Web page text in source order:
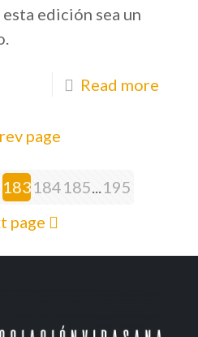
edición sea un
Read more
page
183184185
195
page